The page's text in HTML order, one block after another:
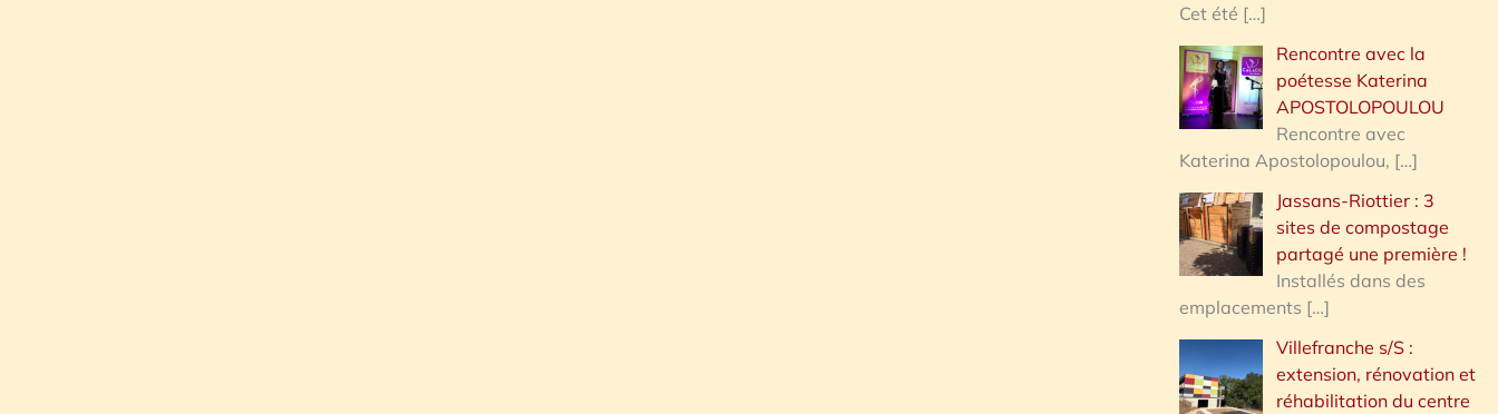
Cet été […]
Rencontre avec la
poétesse Katerina
APOSTOLOPOULOU
Rencontre avec
Katerina Apostolopoulou, […]
Jassans-Riottier : 3
sites de compostage
partagé une première !
Installés dans des
emplacements […]
Villefranche s/S :
extension, rénovation et
réhabilitation du centre